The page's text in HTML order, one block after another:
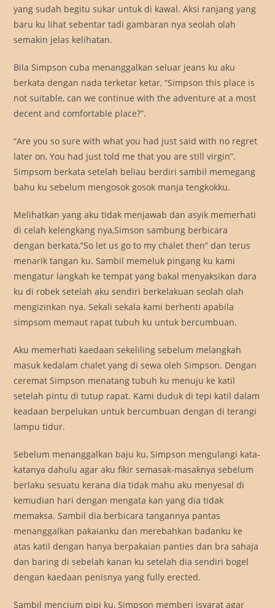
yang sudah begitu sukar untuk di kawal. Aksi ranjang yang
baru ku lihat sebentar tadi gambaran nya seolah olah
semakin jelas kelihatan.
Bila Simpson cuba menanggalkan seluar jeans ku aku
berkata dengan nada terketar ketar, “Simpson this place is
not suitable, can we continue with the adventure at a most
decent and comfortable place?”.
“Are you so sure with what you had just said with no regret
later on, You had just told me that you are still virgin”.
Simpsom berkata setelah beliau berdiri sambil memegang
bahu ku sebelum mengosok gosok manja tengkokku.
Melihatkan yang aku tidak menjawab dan asyik memerhati
di celah kelengkang nya,Simson sambung berbicara
dengan berkata,”So let us go to my chalet then” dan terus
menarik tangan ku. Sambil memeluk pingang ku kami
mengatur langkah ke tempat yang bakal menyaksikan dara
ku di robek setelah aku sendiri berkelakuan seolah olah
mengizinkan nya. Sekali sekala kami berhenti apabila
simpsom memaut rapat tubuh ku untuk bercumbuan.
Aku memerhati kaedaan sekeliling sebelum melangkah
masuk kedalam chalet yang di sewa oleh Simpson. Dengan
ceremat Simpson menatang tubuh ku menuju ke katil
setelah pintu di tutup rapat. Kami duduk di tepi katil dalam
keadaan berpelukan untuk bercumbuan dengan di terangi
lampu tidur.
Sebelum menanggalkan baju ku, Simpson mengulangi kata-
katanya dahulu agar aku fikir semasak-masaknya sebelum
berlaku sesuatu kerana dia tidak mahu aku menyesal di
kemudian hari dengan mengata kan yang dia tidak
memaksa. Sambil dia berbicara tangannya pantas
menanggalkan pakaianku dan merebahkan badanku ke
atas katil dengan hanya berpakaian panties dan bra sahaja
dan baring di sebelah kanan ku setelah dia sendiri bogel
dengan kaedaan penisnya yang fully erected.
Sambil mencium pipi ku, Simpson memberi isyarat agar